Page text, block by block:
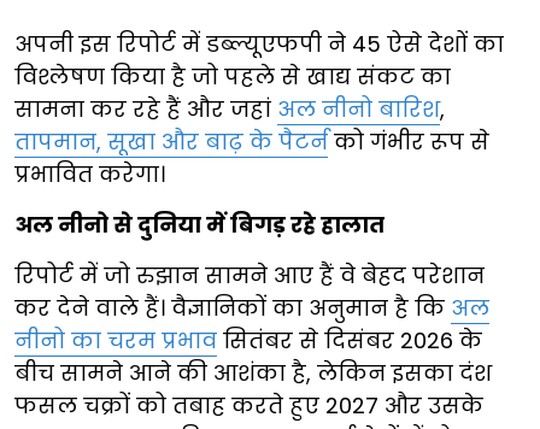
अपनी इस रिपोर्ट में डब्ल्यूएफपी ने 45 ऐसे देशों का
विश्लेषण किया है जो पहले से खाद्य संकट का
सामना कर रहे हैं और जहां अल नीनो बारिश,
तापमान, सूखा और बाढ़ के पैटर्नको गंभीर रूप से
प्रभावित करेगा।
अल नीनो से दुनिया में बिगड़ रहे हालात
रिपोर्ट में जो रुझान सामने आए हैं वे बेहद परेशान
कर देने वाले हैं। वैज्ञानिकों का अनुमान है कि अल
नीनो का चरम प्रभाव सितंबर से दिसंबर 2026 के
बीच सामने आने की आशंका है, लेकिन इसका दंश
फसल चक्रों को तबाह करते हुए 2027 और उसके